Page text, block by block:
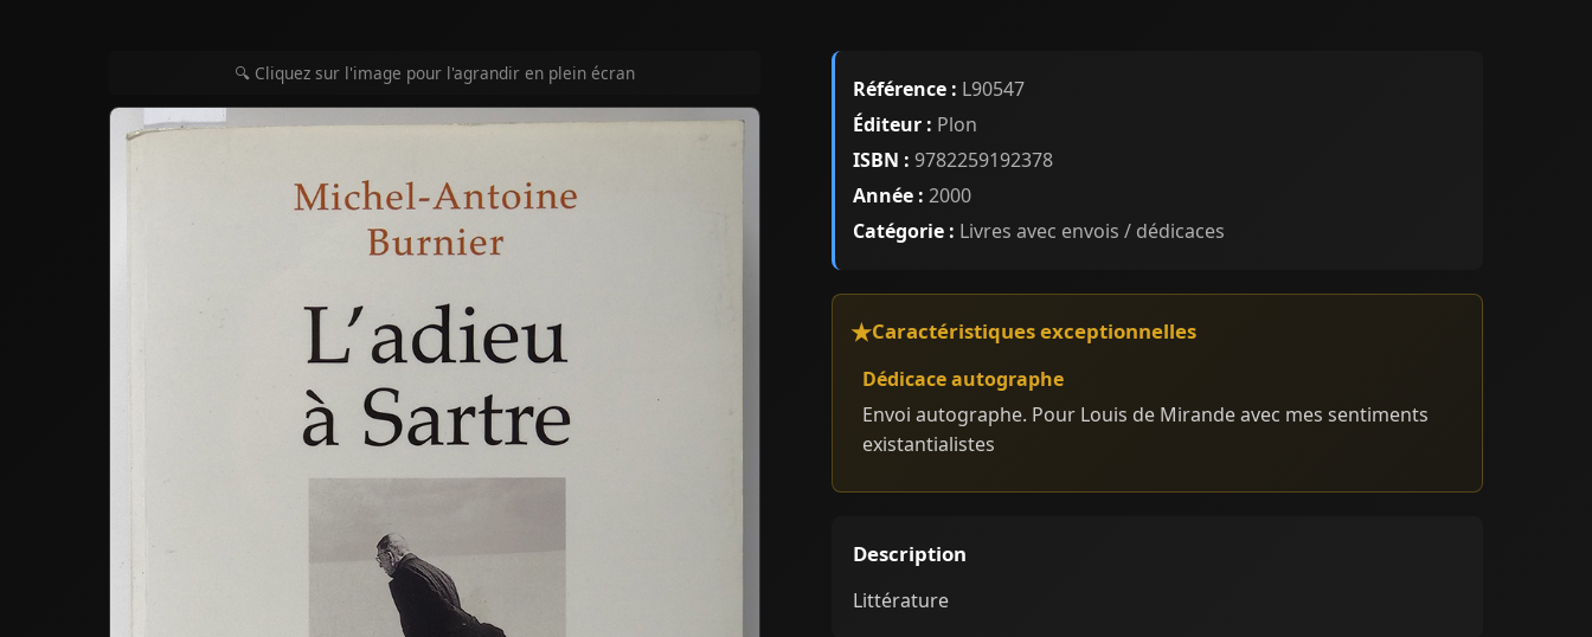
🔍 Cliquez sur l'image pour l'agrandir en plein écran
Référence : L90547
Éditeur : Plon
ISBN : 9782259192378
Année : 2000
Catégorie : Livres avec envois / dédicaces
Caractéristiques exceptionnelles
Dédicace autographe
Envoi autographe. Pour Louis de Mirande avec mes sentiments
existantialistes
Description
Littérature